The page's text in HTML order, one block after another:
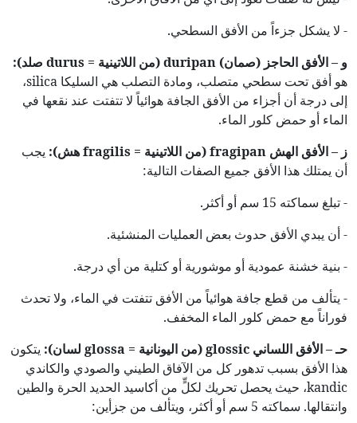
- لا يشكل جزءاً من الأفق السطحي.
و – الأفق الحاجز (صمان) duripan(من اللاتينية =
durus صلد):
هو أفق تحت سطحي متصلب، ومادة التصلب هي السليكا silica،
إلى درجة أن أجزاء من الأفق الجافة هوائياً لا تتفتت عند نقعها في
الماء أو حمض كلور الماء.
ز – الأفق الهش fragipan(من اللاتينية =
fragilisهش): يجب
أن يمتلك هذا الأفق جميع الصفات التالية:
- تبلغ سماكته 15 سم أو أكثر.
- أن يبدي الأفق حدوث بعض العمليات المنشئية.
- بنية خشنة عمودية أو موشورية أو كتلية من أي درجة.
- يتألف من قطع جافة هوائياً من الأفق تتفتت في الماء، ولا تحدث
فوراناً مع حمض كلور الماء المخفف.
حـ – الأفق اللساني glossic(من اليونانية =
glossa لسان): يتكون
هذا الأفق بسبب تدهور كل من الآفاق الطيني والصودي والكاندي
kandic، حيث يحصل تحريك لكلٍّ من أكاسيد الحديد الحرة والطين
وانتقالها. سماكته 5 سم أو أكثر، ويتألف من جزأين: